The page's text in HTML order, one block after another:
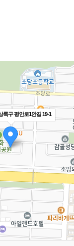
록구 평안로1안길 19-1